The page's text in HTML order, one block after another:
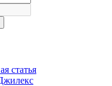
статья